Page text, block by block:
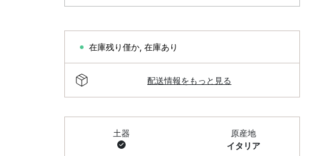
在庫残り僅か 在庫あり
配送情報をもっと見る
土器
原産地
イタリア